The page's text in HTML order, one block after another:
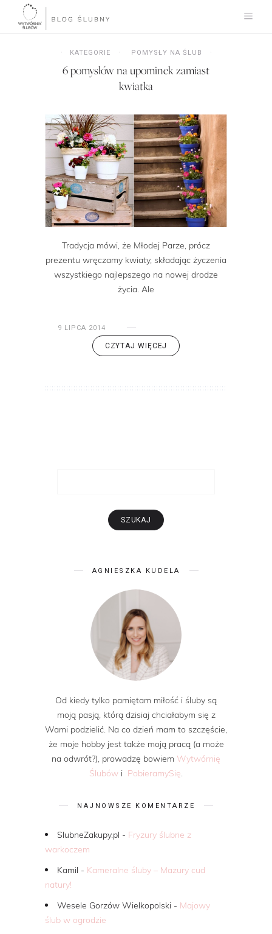
KATEGORIE POMYSŁY NA ŚLUB
6 pomysłów na upominek zamiast
kwiatka
Tradycja mówi, że Młodej Parze, prócz
prezentu wręczamy kwiaty, składając życzenia
wszystkiego najlepszego na nowej drodze
życia. Ale
9 LIPCA 2014
CZYTAJ WIĘCEJ
AGNIESZKA KUDELA
Od kiedy tylko pamiętam miłość i śluby są
moją pasją, którą dzisiaj chciałabym się z
Wami podzielić. Na co dzień mam to szczęście,
że moje hobby jest także moją pracą (a może
na odwrót?), prowadzę bowiem Wytwórnię
Ślubów i PobieramySię.
NAJNOWSZE KOMENTARZE
SlubneZakupy.pl - Fryzury ślubne z
warkoczem
Kamil - Kameralne śluby – Mazury cud
natury!
Wesele Gorzów Wielkopolski - Majowy
ślub w ogrodzie